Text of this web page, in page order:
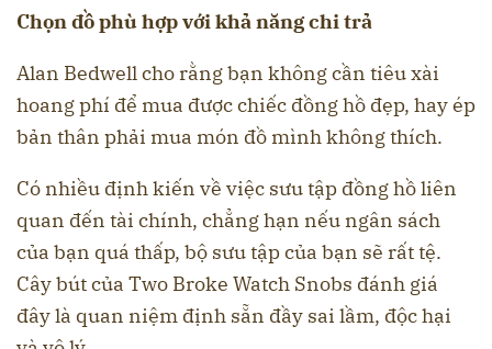
Chọn đồ phù hợp với khả năng chi trả
Alan Bedwell cho rằng bạn không cần tiêu xài
hoang phí để mua được chiếc đồng hồ đẹp, hay ép
bản thân phải mua món đồ mình không thích.
Có nhiều định kiến về việc sưu tập đồng hồ liên
quan đến tài chính, chẳng hạn nếu ngân sách
của bạn quá thấp, bộ sưu tập của bạn sẽ rất tệ.
Cây bút của Two Broke Watch Snobs đánh giá
đây là quan niệm định sẵn đầy sai lầm, độc hại